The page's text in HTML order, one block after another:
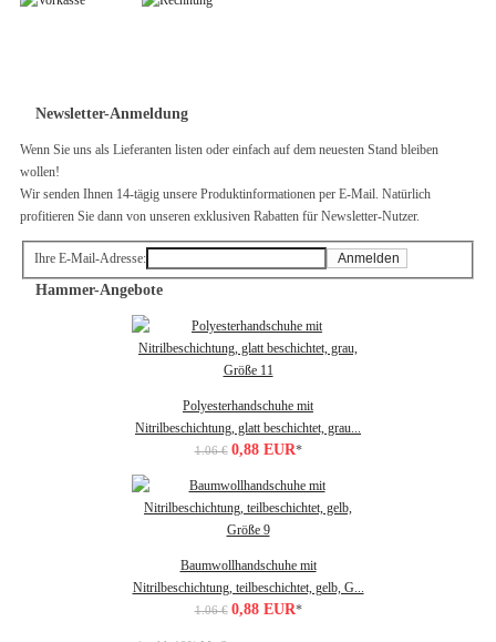
Newsletter-Anmeldung
Wenn Sie uns als Lieferanten listen oder einfach auf dem neuesten Stand bleiben
wollen!
Wir senden Ihnen 14-tägig unsere Produktinformationen per E-Mail. Natürlich
profitieren Sie dann von unseren exklusiven Rabatten für Newsletter-Nutzer.
Ihre E-Mail-Adresse: Anmelden
Hammer-Angebote
Polyesterhandschuhe mit
Nitrilbeschichtung, glatt beschichtet, grau...
1.06 € 0,88 EUR*
Baumwollhandschuhe mit
Nitrilbeschichtung, teilbeschichtet, gelb, G...
1.06 € 0,88 EUR*